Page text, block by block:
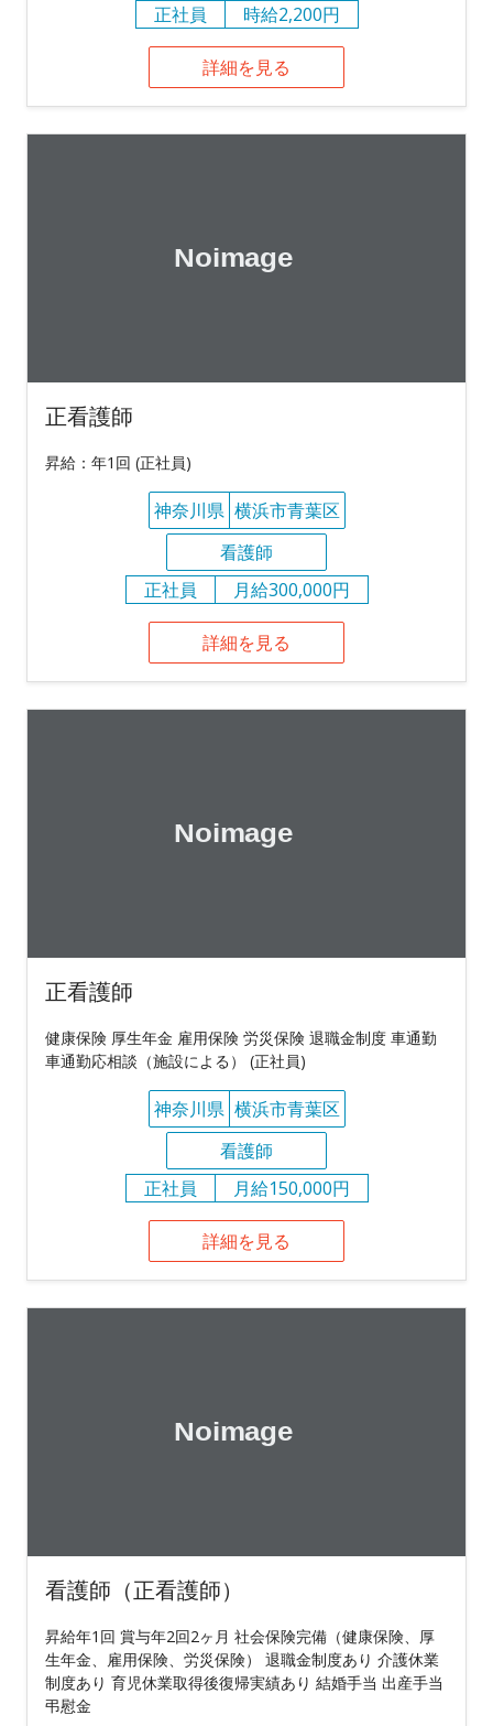
正社員
時給2,200円
詳細を見る
正看護師
昇給：年1回 (正社員)
神奈川県 横浜市青葉区
看護師
正社員
月給300,000円
詳細を見る
正看護師
健康保険 厚生年金 雇用保険 労災保険 退職金制度 車通勤
車通勤応相談（施設による） (正社員)
神奈川県 横浜市青葉区
看護師
正社員
月給150,000円
詳細を見る
看護師（正看護師）
昇給年1回 賞与年2回2ヶ月 社会保険完備（健康保険、厚
生年金、雇用保険、労災保険） 退職金制度あり 介護休業
制度あり 育児休業取得後復帰実績あり 結婚手当 出産手当
弔慰金